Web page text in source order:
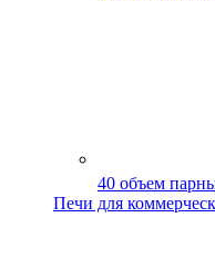
40 объем
Печи для